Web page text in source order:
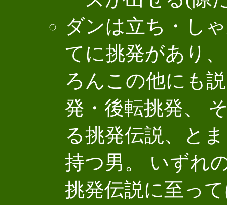
ダンは立ち・し
てに挑発があり
ろんこの他にも
発・後転挑発、
る挑発伝説、と
持つ男。 いずれ
挑発伝説に至っ